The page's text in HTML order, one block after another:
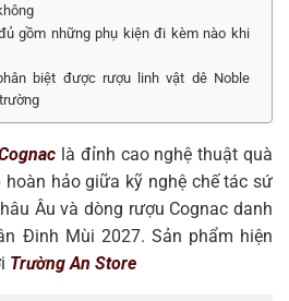
gồm những phụ kiện đi kèm nào khi
biệt được rượu linh vật dê Noble
là đỉnh cao nghệ thuật quà
hảo giữa kỹ nghệ chế tác sứ
Âu và dòng rượu Cognac danh
Đinh Mùi 2027. Sản phẩm hiện
Trường An Store